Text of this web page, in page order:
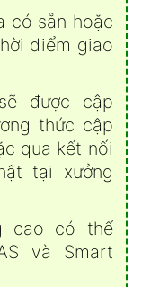
có sẵn hoặc
điểm giao
được cập
thức cập
qua kết nối
tại xưởng
cao có thể
và Smart